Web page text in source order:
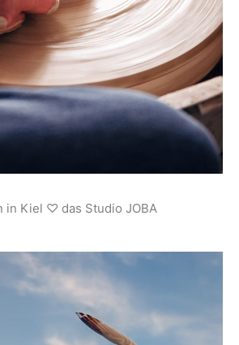
in Kiel ♡ das Studio JOBA